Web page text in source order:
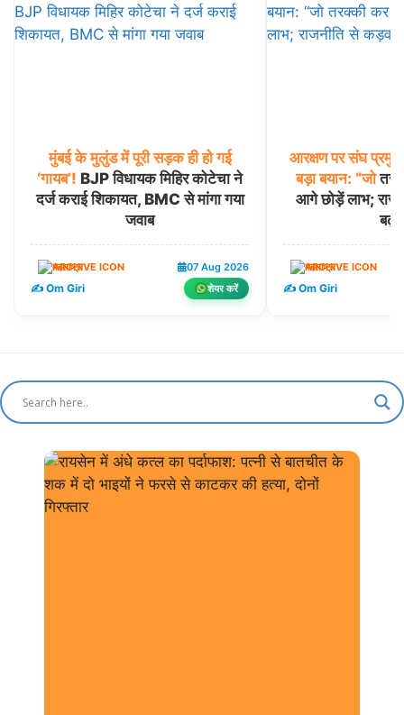
मुंबई के मुलुंड में पूरी सड़क ही हो गई
‘गायब’! BJP विधायक मिहिर कोटेचा ने
दर्ज कराई शिकायत, BMC से मांगा गया
जवाब
महाराष्ट्र 07 Aug 2026
✍️ Om Giri शेयर करें
आरक्षण पर संघ प्रमुख
बड़ा बयान: “जो
आगे छोड़ें लाभ;
बढ़ी”
महाराष्ट्र
✍️ Om Giri